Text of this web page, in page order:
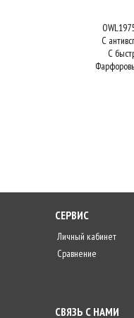
С
С
СЕРВИС
Личный кабинет
Сравнение
СВЯЗЬ С НАМИ